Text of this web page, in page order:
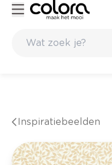
Inspiratiebeelden